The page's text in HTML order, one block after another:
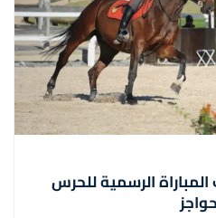
الرسمية للحرس